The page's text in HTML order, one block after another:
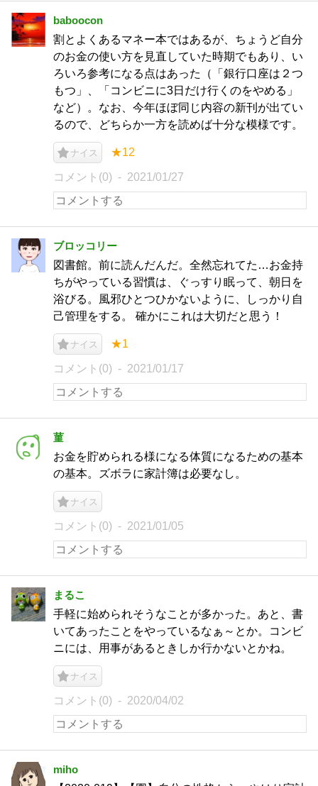
baboocon
割とよくあるマネー本ではあるが、ちょうど自分
のお金の使い方を見直していた時期でもあり、い
ろいろ参考になる点はあった（「銀行口座は２つ
もつ」、「コンビニに3日だけ行くのをやめる」
など）。なお、今年ほぼ同じ内容の新刊が出てい
るので、どちらか一方を読めば十分な模様です。
ナイス ★12
コメント(0) 2021/01/27
ブロッコリー
図書館。前に読んだんだ。全然忘れてた…お金持
ちがやっている習慣は、ぐっすり眠って、朝日を
浴びる。風邪ひとつひかないように、しっかり自
己管理をする。 確かにこれは大切だと思う！
ナイス ★1
コメント(0) 2021/01/17
菫
お金を貯められる様になる体質になるための基本
の基本。ズボラに家計簿は必要なし。
ナイス
コメント(0) 2021/01/05
まるこ
手軽に始められそうなことが多かった。あと、書
いてあったことをやっているなぁ～とか。コンビ
ニには、用事があるときしか行かないとかね。
ナイス
コメント(0) 2020/04/02
miho